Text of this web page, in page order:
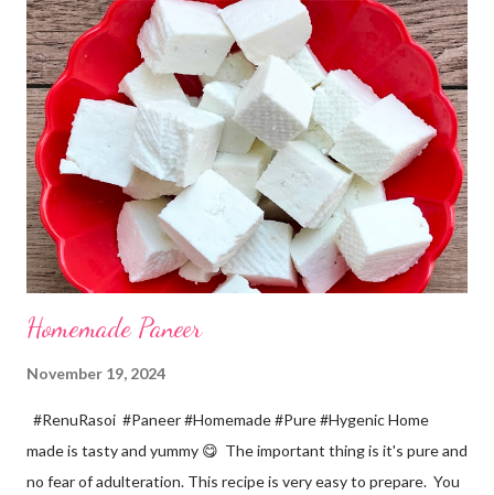
chillies... 2 *Garlic pods... 4 *Ginger grated... 1/2 tsp *Turmeric...
a pinch *Cumin seeds... 1/4 tsp *Salt... 1/2 tsp Method... *Wash
the Chana dal and soak it in 2 cups of water for at least 2 hours.
The dal soaks well in 2 hours. *Strain all the water in the
colander. *In a mixer bowl, add green chilli, garlic, ginger,
turmeric, salt and soaked chana dal. Grind the dal on ...
Homemade Paneer
November 19, 2024
#RenuRasoi #Paneer #Homemade #Pure #Hygenic Home
made is tasty and yummy 😋 The important thing is it's pure and
no fear of adulteration. This recipe is very easy to prepare. You